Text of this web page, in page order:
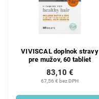
VIVISCAL doplnok stravy
pre mužov, 60 tabliet
67,56 € bez DPH
83,10 €